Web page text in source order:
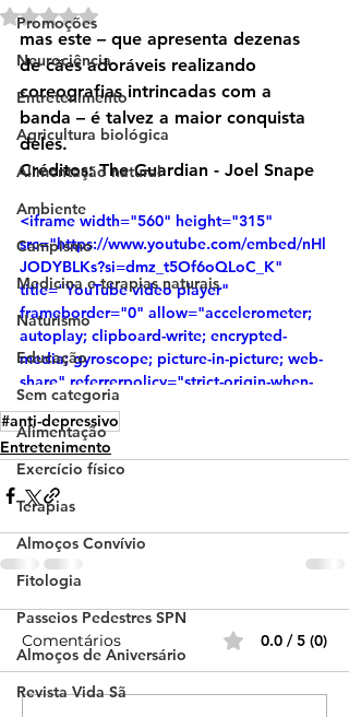
Promoções
Neurociência
Entretenimento
Agricultura biológica
Alimentação natural
Ambiente
Campismo
Medicina e terapias naturais
Naturismo
Educação
Sem categoria
Alimentação
Exercício físico
Terapias
Almoços Convívio
Fitologia
Passeios Pedestres SPN
Almoços de Aniversário
Revista Vida Sã
Avaliado com NaN de 5 estrelas.
mas este – que apresenta dezenas
de cães adoráveis ​​realizando
coreografias intrincadas com a
banda – é talvez a maior conquista
deles.
Créditos: The Guardian - Joel Snape
<iframe width="560" height="315"
src="https://www.youtube.com/embed/nHl
JODYBLKs?si=dmz_t5Of6oQLoC_K"
title="YouTube video player"
frameborder="0" allow="accelerometer;
autoplay; clipboard-write; encrypted-
media; gyroscope; picture-in-picture; web-
share" referrerpolicy="strict-origin-when-
cross-origin" allowfullscreen></iframe>
#anti-depressivo
Entretenimento
Comentários 0.0 / 5 (0)